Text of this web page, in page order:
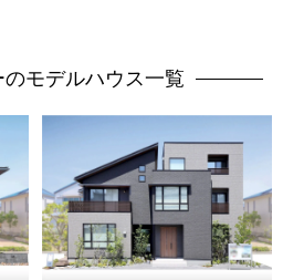
のモデルハウス一覧